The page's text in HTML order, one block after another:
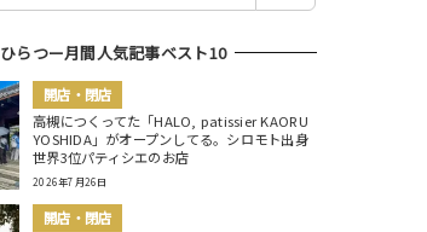
ひらつー月間人気記事ベスト10
開店・閉店
高槻につくってた「HALO, patissier KAORU
YOSHIDA」がオープンしてる。シロモト出身
世界3位パティシエのお店
2026年7月26日
開店・閉店